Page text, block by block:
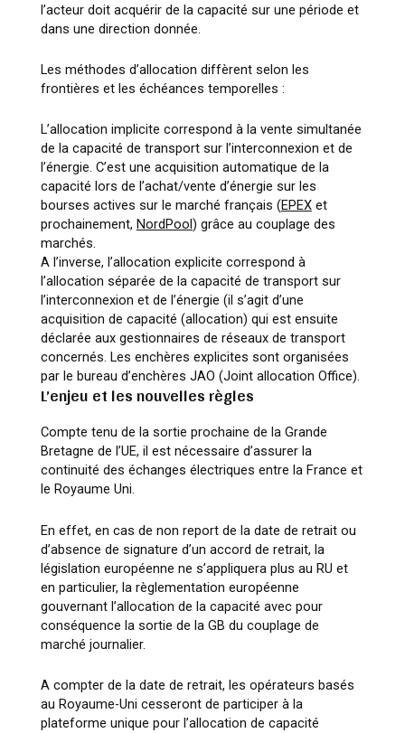
l’acteur doit acquérir de la capacité sur une période et
dans une direction donnée.
Les méthodes d’allocation diffèrent selon les
frontières et les échéances temporelles :
L’allocation implicite correspond à la vente simultanée
de la capacité de transport sur l’interconnexion et de
l’énergie. C’est une acquisition automatique de la
capacité lors de l’achat/vente d’énergie sur les
bourses actives sur le marché français (EPEXet
prochainement, NordPool) grâce au couplage des
marchés.
A l’inverse, l’allocation explicite correspond à
l’allocation séparée de la capacité de transport sur
l’interconnexion et de l’énergie (il s’agit d’une
acquisition de capacité (allocation) qui est ensuite
déclarée aux gestionnaires de réseaux de transport
concernés. Les enchères explicites sont organisées
par le bureau d’enchères JAO (Joint allocation Office).
L’enjeu et les nouvelles règles
Compte tenu de la sortie prochaine de la Grande
Bretagne de l’UE, il est nécessaire d’assurer la
continuité des échanges électriques entre la France et
le Royaume Uni.
En effet, en cas de non report de la date de retrait ou
d’absence de signature d’un accord de retrait, la
législation européenne ne s’appliquera plus au RU et
en particulier, la règlementation européenne
gouvernant l’allocation de la capacité avec pour
conséquence la sortie de la GB du couplage de
marché journalier.
A compter de la date de retrait, les opérateurs basés
au Royaume-Uni cesseront de participer à la
plateforme unique pour l’allocation de capacité